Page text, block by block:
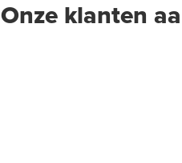
Onze klanten